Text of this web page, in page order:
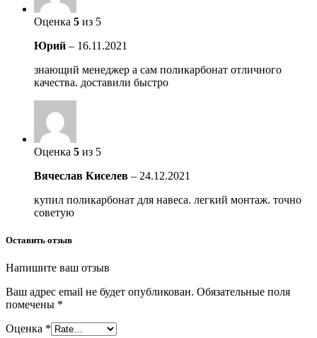
Оценка 5 из 5
Юрий – 16.11.2021
знающий менеджер а сам поликарбонат отличного
качества. доставили быстро
Оценка 5 из 5
Вячеслав Киселев – 24.12.2021
купил поликарбонат для навеса. легкий монтаж. точно
советую
Оставить отзыв
Напишите ваш отзыв
Ваш адрес email не будет опубликован. Обязательные поля
помечены *
Оценка *